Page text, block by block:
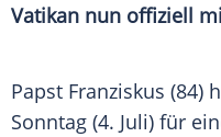
Vatikan nun offiziell
Papst Franziskus (84)
Sonntag (4. Juli) für